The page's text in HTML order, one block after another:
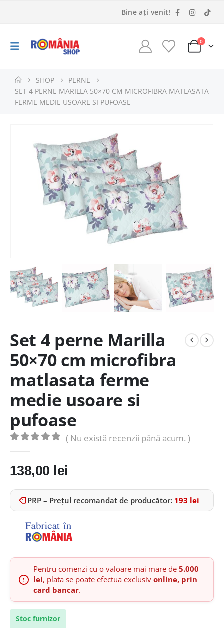
Bine ați venit!
0
SHOP
PERNE
SET 4 PERNE MARILLA 50×70 CM MICROFIBRA MATLASATA
FERME MEDIE USOARE SI PUFOASE
Set 4 perne Marilla
50×70 cm microfibra
matlasata ferme
medie usoare si
pufoase
( Nu există recenzii până acum. )
138,00 lei
PRP – Prețul recomandat de producător: 193 lei
Pentru comenzi cu o valoare mai mare de 5.000
lei, plata se poate efectua exclusiv online, prin
card bancar.
Stoc furnizor